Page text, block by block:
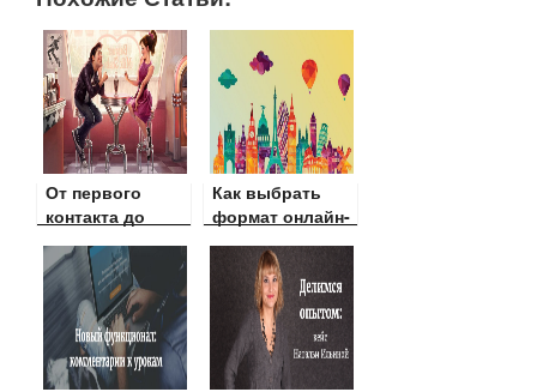
От первого
контакта до
для построения
идеального
лэндинга
Как выбрать
формат онлайн-